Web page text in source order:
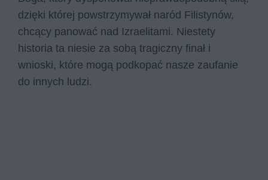
dzięki której powstrzymywał naród Filistynów,
chcący panować nad Izraelitami. Niestety
historia ta niesie za sobą tragiczny finał i
wnioski, które mogą podkopać nasze zaufanie
do innych ludzi.